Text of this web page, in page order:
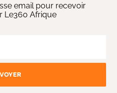
email pour recevoir
Le360 Afrique